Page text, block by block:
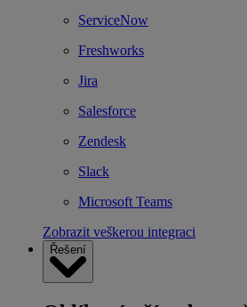
ServiceNow
Freshworks
Jira
Salesforce
Zendesk
Slack
Microsoft Teams
Zobrazit veškerou integraci
Řešení